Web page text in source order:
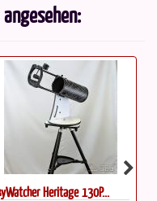
Heritage 130P...